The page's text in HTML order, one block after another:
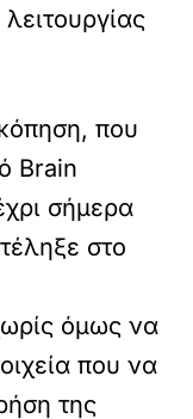
που
Brain
σήμερα
στο
όμως να
που να
της